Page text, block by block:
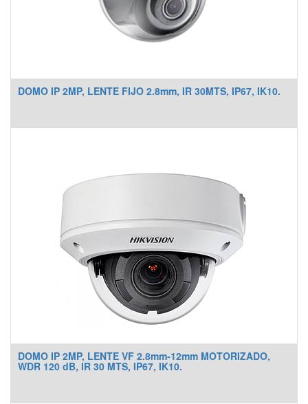
DOMO IP 2MP, LENTE FIJO 2.8mm, IR 30MTS, IP67, IK10.
DOMO IP 2MP, LENTE VF 2.8mm-12mm MOTORIZADO,
WDR 120 dB, IR 30 MTS, IP67, IK10.